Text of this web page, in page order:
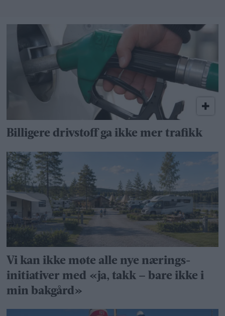
Billigere drivstoff ga ikke mer trafikk
Vi kan ikke møte alle nye nærings­
initiativer med «ja, takk – bare ikke i
min bakgård»